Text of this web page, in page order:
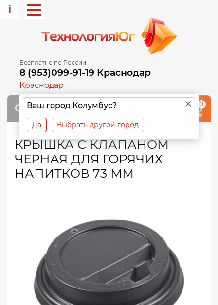
i
Бесплатно по России:
8 (953)099-91-19 Краснодар
Краснодар
Ваш город Колумбус?
Да Выбрать другой город
0
КРЫШКА С КЛАПАНОМ
ЧЕРНАЯ ДЛЯ ГОРЯЧИХ
НАПИТКОВ 73 ММ